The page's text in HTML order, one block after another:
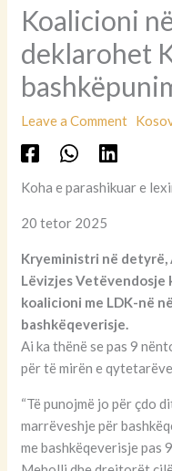
Koalicioni
deklarohet
Leave a Comment
Koha e parashikuar e
20 tetor 2025
Kryeministri në
Lëvizjes
koalicioni me LDK-në
bashkëqeverisje.
Ai ka thënë se pas 9
për të mirën e qytetarëve.
“Të punojmë jo për çdo
marrëveshje për
me bashkëqeverisje pas